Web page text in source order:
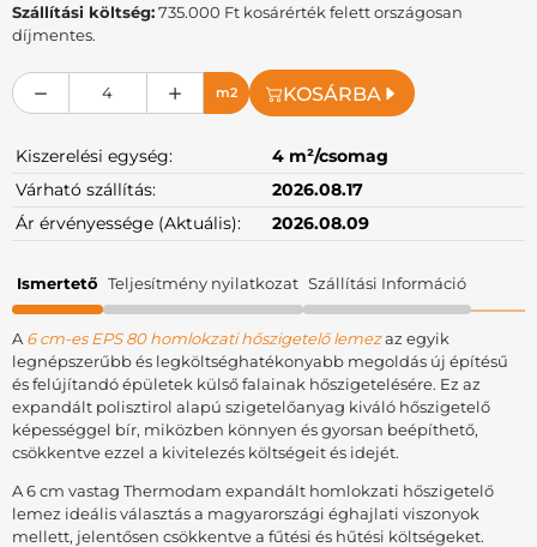
Szállítási költség:735.000 Ft kosárérték felett országosan
díjmentes.
m2 KOSÁRBA
Kiszerelési egység:
4 m²/csomag
Várható szállítás:
2026.08.17
Ár érvényessége (Aktuális):
2026.08.09
Ismertető Teljesítmény nyilatkozat Szállítási Információ
A 6 cm-es EPS 80 homlokzati hőszigetelő lemezaz egyik
legnépszerűbb és legköltséghatékonyabb megoldás új építésű
és felújítandó épületek külső falainak hőszigetelésére. Ez az
expandált polisztirol alapú szigetelőanyag kiváló hőszigetelő
képességgel bír, miközben könnyen és gyorsan beépíthető,
csökkentve ezzel a kivitelezés költségeit és idejét.
A 6 cm vastag Thermodam expandált homlokzati hőszigetelő
lemez ideális választás a magyarországi éghajlati viszonyok
mellett, jelentősen csökkentve a fűtési és hűtési költségeket.